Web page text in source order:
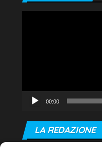
00:00
LA REDAZIONE